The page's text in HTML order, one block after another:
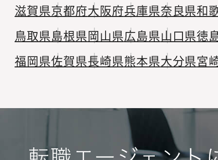
滋賀県京都府大阪府兵庫県奈良県和
鳥取県島根県岡山県広島県山口県徳
福岡県佐賀県長崎県熊本県大分県宮